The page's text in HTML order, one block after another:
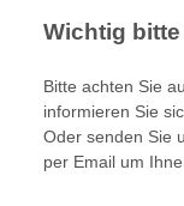
Wichtig
Bitte achten Sie
informieren Sie
Oder senden Sie
per Email um